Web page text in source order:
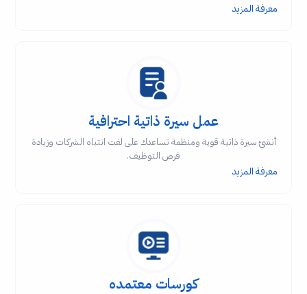
معرفة المزيد
عمل سيرة ذاتية احترافية
أنشئ سيرة ذاتية قوية ومنظمة تساعدك على لفت انتباه الشركات وزيادة
فرص التوظيف.
معرفة المزيد
كورسات معتمده